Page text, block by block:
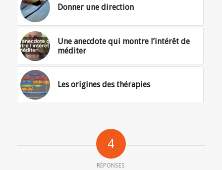
Donner une direction
Une anecdote qui montre l’intérêt de
méditer
Les origines des thérapies
4
RÉPONSES